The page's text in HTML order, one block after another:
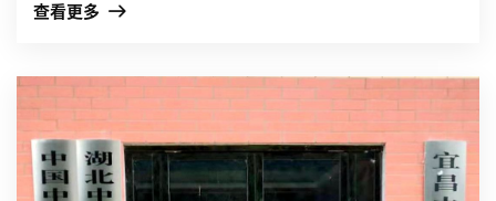
查看更多